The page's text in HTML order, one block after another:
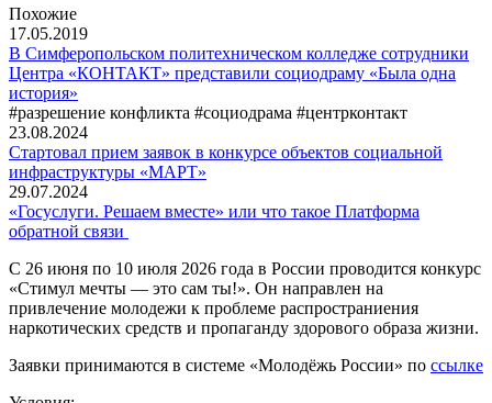
Похожие
17.05.2019
В Симферопольском политехническом колледже сотрудники
Центра «КОНТАКТ» представили социодраму «Была одна
история»
#разрешение конфликта #социодрама #центрконтакт
23.08.2024
Стартовал прием заявок в конкурсе объектов социальной
инфраструктуры «МАРТ»
29.07.2024
«Госуслуги. Решаем вместе» или что такое Платформа
обратной связи
С 26 июня по 10 июля 2026 года в России проводится конкурс
«Стимул мечты — это сам ты!». Он направлен на
привлечение молодежи к проблеме распространиения
наркотических средств и пропаганду здорового образа жизни.
Заявки принимаются в системе «Молодёжь России» по ссылке